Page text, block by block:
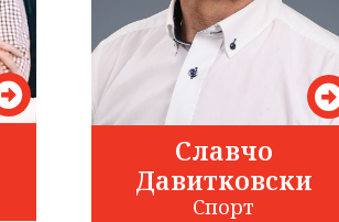
Славчо
Давитковски
Спорт